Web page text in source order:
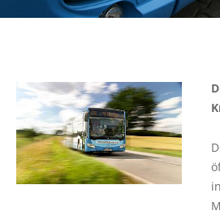
ab 02.03.2026
Vollsperrung L53
Komfortzuschlag („ALFA
Fahrten ab 01.04.2026
Vorübergehende
Wochenend-/
calendar
date.
Press
the
question
mark
key